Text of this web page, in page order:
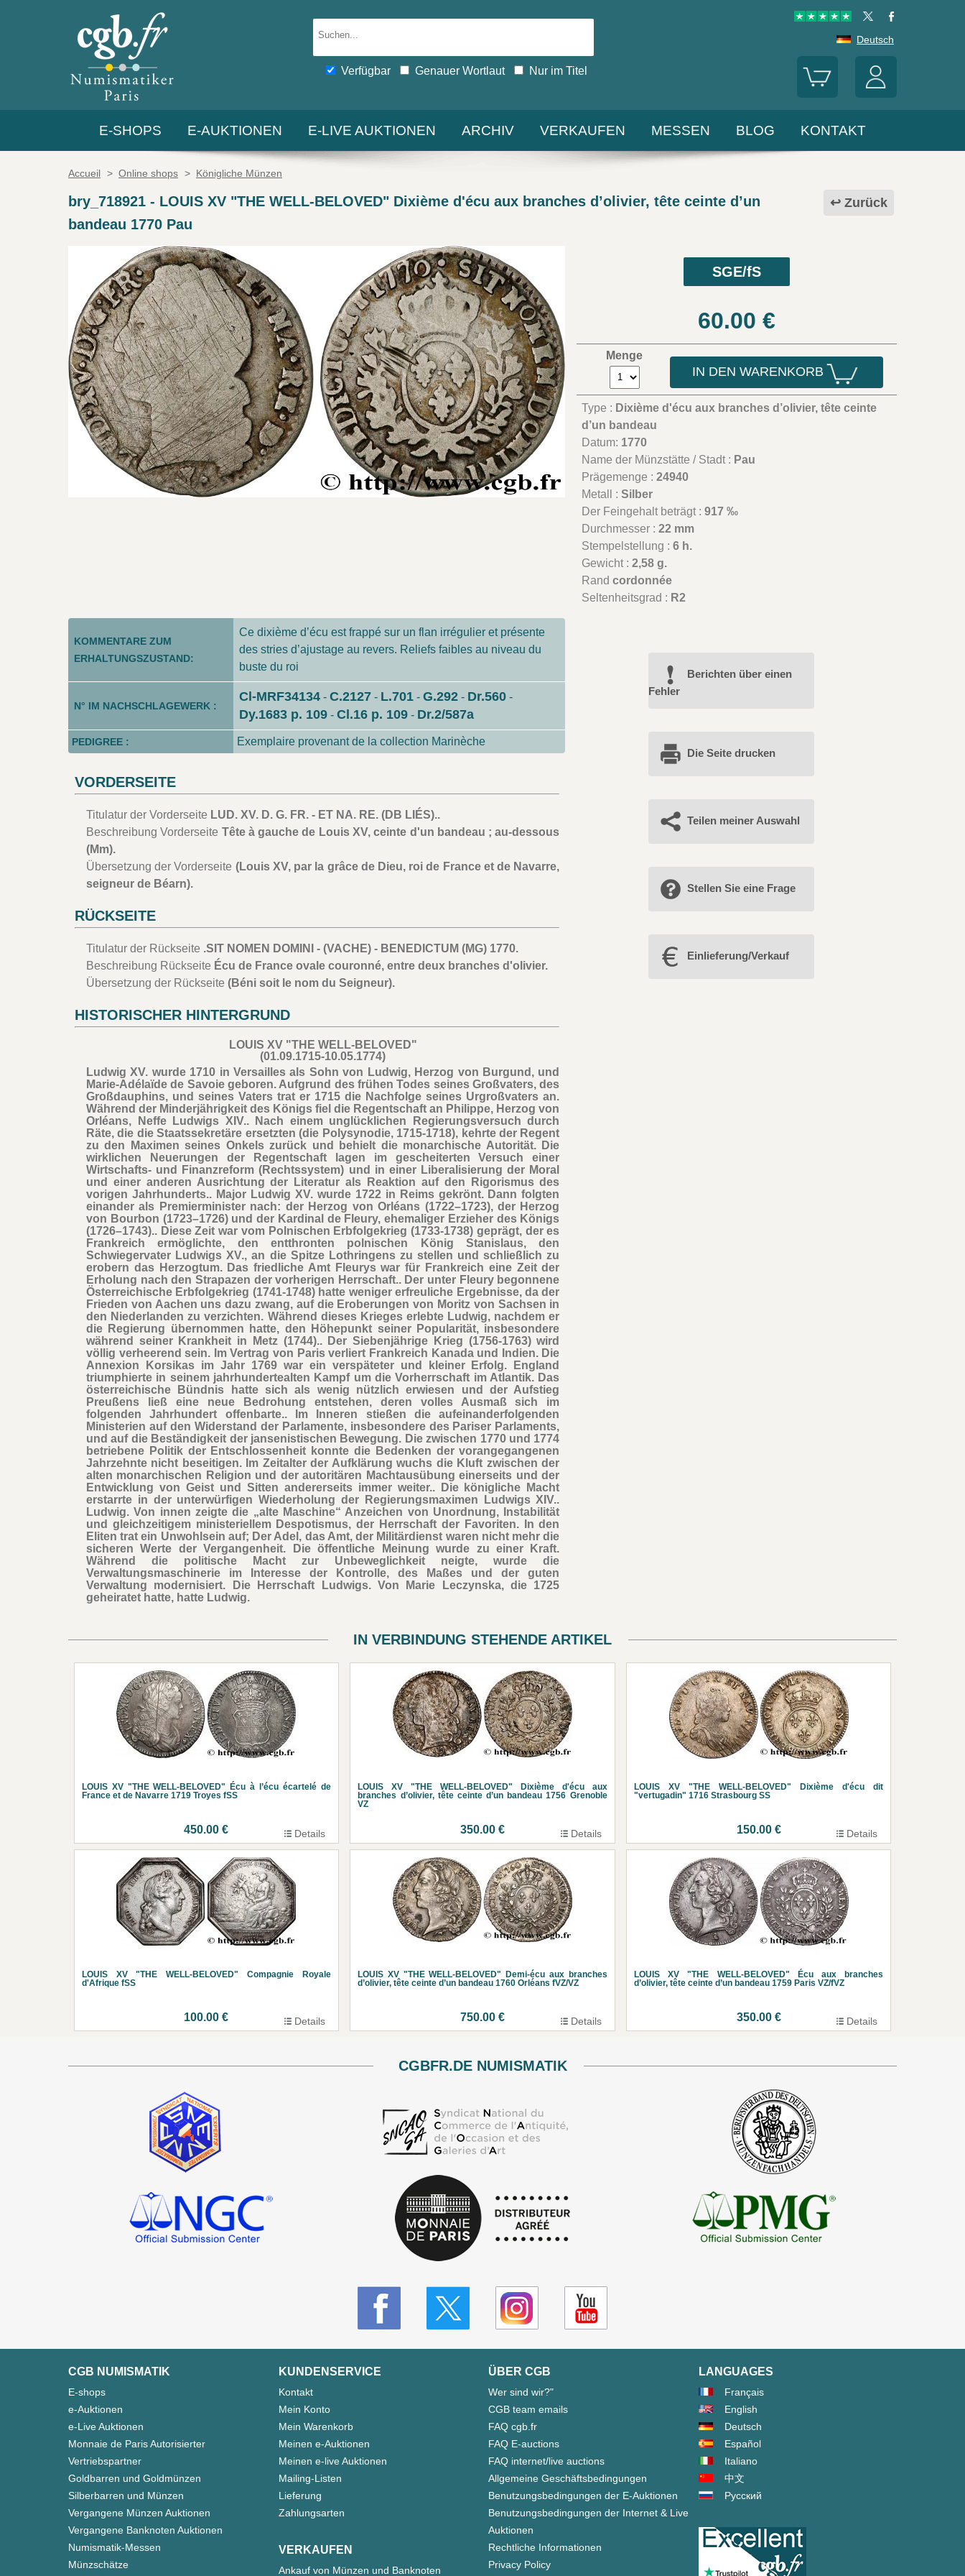
Verfügbar Genauer Wortlaut Nur im Titel
Deutsch
E-SHOPS E-AUKTIONEN E-LIVE AUKTIONEN ARCHIV VERKAUFEN MESSEN BLOG KONTAKT
Accueil > Online shops > Königliche Münzen
Zurück
bry_718921 - LOUIS XV "THE WELL-BELOVED" Dixième d'écu aux branches d’olivier, tête ceinte d’un
bandeau 1770 Pau
SGE/fS
60.00 €
Menge
IN DEN WARENKORB
Type : Dixième d'écu aux branches d’olivier, tête ceinte
d’un bandeau
Datum: 1770
Name der Münzstätte / Stadt : Pau
Prägemenge :24940
Metall :Silber
Der Feingehalt beträgt :917 ‰
Durchmesser :22 mm
Stempelstellung :6 h.
Gewicht :2,58 g.
Randcordonnée
Seltenheitsgrad : R2
KOMMENTARE ZUM
ERHALTUNGSZUSTAND:
Ce dixième d’écu est frappé sur un flan irrégulier et présente
des stries d’ajustage au revers. Reliefs faibles au niveau du
buste du roi
N° IM NACHSCHLAGEWERK :
Cl-MRF34134 - C.2127 - L.701 - G.292 - Dr.560 -
Dy.1683 p. 109 - Cl.16 p. 109 - Dr.2/587a
PEDIGREE : Exemplaire provenant de la collection Marinèche
VORDERSEITE
Titulatur der Vorderseite LUD. XV. D. G. FR. - ET NA. RE. (DB LIÉS)..
Beschreibung Vorderseite Tête à gauche de Louis XV, ceinte d'un bandeau ; au-dessous
(Mm).
Übersetzung der Vorderseite (Louis XV, par la grâce de Dieu, roi de France et de Navarre,
seigneur de Béarn).
RÜCKSEITE
Titulatur der Rückseite .SIT NOMEN DOMINI - (VACHE) - BENEDICTUM (MG) 1770.
Beschreibung Rückseite Écu de France ovale couronné, entre deux branches d'olivier.
Übersetzung der Rückseite (Béni soit le nom du Seigneur).
HISTORISCHER HINTERGRUND
LOUIS XV "THE WELL-BELOVED"
(01.09.1715-10.05.1774)
Ludwig XV. wurde 1710 in Versailles als Sohn von Ludwig, Herzog von Burgund, und
Marie-Adélaïde de Savoie geboren. Aufgrund des frühen Todes seines Großvaters, des
Großdauphins, und seines Vaters trat er 1715 die Nachfolge seines Urgroßvaters an.
Während der Minderjährigkeit des Königs fiel die Regentschaft an Philippe, Herzog von
Orléans, Neffe Ludwigs XIV.. Nach einem unglücklichen Regierungsversuch durch
Räte, die die Staatssekretäre ersetzten (die Polysynodie, 1715-1718), kehrte der Regent
zu den Maximen seines Onkels zurück und behielt die monarchische Autorität. Die
wirklichen Neuerungen der Regentschaft lagen im gescheiterten Versuch einer
Wirtschafts- und Finanzreform (Rechtssystem) und in einer Liberalisierung der Moral
und einer anderen Ausrichtung der Literatur als Reaktion auf den Rigorismus des
vorigen Jahrhunderts.. Major Ludwig XV. wurde 1722 in Reims gekrönt. Dann folgten
einander als Premierminister nach: der Herzog von Orléans (1722–1723), der Herzog
von Bourbon (1723–1726) und der Kardinal de Fleury, ehemaliger Erzieher des Königs
(1726–1743).. Diese Zeit war vom Polnischen Erbfolgekrieg (1733-1738) geprägt, der es
Frankreich ermöglichte, den entthronten polnischen König Stanislaus, den
Schwiegervater Ludwigs XV., an die Spitze Lothringens zu stellen und schließlich zu
erobern das Herzogtum. Das friedliche Amt Fleurys war für Frankreich eine Zeit der
Erholung nach den Strapazen der vorherigen Herrschaft.. Der unter Fleury begonnene
Österreichische Erbfolgekrieg (1741-1748) hatte weniger erfreuliche Ergebnisse, da der
Frieden von Aachen uns dazu zwang, auf die Eroberungen von Moritz von Sachsen in
den Niederlanden zu verzichten. Während dieses Krieges erlebte Ludwig, nachdem er
die Regierung übernommen hatte, den Höhepunkt seiner Popularität, insbesondere
während seiner Krankheit in Metz (1744).. Der Siebenjährige Krieg (1756-1763) wird
völlig verheerend sein. Im Vertrag von Paris verliert Frankreich Kanada und Indien. Die
Annexion Korsikas im Jahr 1769 war ein verspäteter und kleiner Erfolg. England
triumphierte in seinem jahrhundertealten Kampf um die Vorherrschaft im Atlantik. Das
österreichische Bündnis hatte sich als wenig nützlich erwiesen und der Aufstieg
Preußens ließ eine neue Bedrohung entstehen, deren volles Ausmaß sich im
folgenden Jahrhundert offenbarte.. Im Inneren stießen die aufeinanderfolgenden
Ministerien auf den Widerstand der Parlamente, insbesondere des Pariser Parlaments,
und auf die Beständigkeit der jansenistischen Bewegung. Die zwischen 1770 und 1774
betriebene Politik der Entschlossenheit konnte die Bedenken der vorangegangenen
Jahrzehnte nicht beseitigen. Im Zeitalter der Aufklärung wuchs die Kluft zwischen der
alten monarchischen Religion und der autoritären Machtausübung einerseits und der
Entwicklung von Geist und Sitten andererseits immer weiter.. Die königliche Macht
erstarrte in der unterwürfigen Wiederholung der Regierungsmaximen Ludwigs XIV..
Ludwig. Von innen zeigte die „alte Maschine“ Anzeichen von Unordnung, Instabilität
und gleichzeitigem ministeriellem Despotismus, der Herrschaft der Favoriten. In den
Eliten trat ein Unwohlsein auf; Der Adel, das Amt, der Militärdienst waren nicht mehr die
sicheren Werte der Vergangenheit. Die öffentliche Meinung wurde zu einer Kraft.
Während die politische Macht zur Unbeweglichkeit neigte, wurde die
Verwaltungsmaschinerie im Interesse der Kontrolle, des Maßes und der guten
Verwaltung modernisiert. Die Herrschaft Ludwigs. Von Marie Leczynska, die 1725
geheiratet hatte, hatte Ludwig.
Berichten über einen
Fehler
Die Seite drucken
Teilen meiner Auswahl
Stellen Sie eine Frage
Einlieferung/Verkauf
IN VERBINDUNG STEHENDE ARTIKEL
LOUIS XV "THE WELL-BELOVED" Écu à l’écu écartelé de
France et de Navarre 1719 Troyes fSS
450.00 € Details
LOUIS XV "THE WELL-BELOVED" Dixième d'écu aux
branches d’olivier, tête ceinte d’un bandeau 1756 Grenoble
VZ
350.00 € Details
LOUIS XV "THE WELL-BELOVED" Dixième d'écu dit
"vertugadin" 1716 Strasbourg SS
150.00 € Details
LOUIS XV "THE WELL-BELOVED" Compagnie Royale
d'Afrique fSS
100.00 € Details
LOUIS XV "THE WELL-BELOVED" Demi-écu aux branches
d’olivier, tête ceinte d’un bandeau 1760 Orléans fVZ/VZ
750.00 € Details
LOUIS XV "THE WELL-BELOVED" Écu aux branches
d’olivier, tête ceinte d’un bandeau 1759 Paris VZ/fVZ
350.00 € Details
CGBFR.DE NUMISMATIK
CGB NUMISMATIK
E-shops
e-Auktionen
e-Live Auktionen
Monnaie de Paris Autorisierter
Vertriebspartner
Goldbarren und Goldmünzen
Silberbarren und Münzen
Vergangene Münzen Auktionen
Vergangene Banknoten Auktionen
Numismatik-Messen
Münzschätze
KUNDENSERVICE
Kontakt
Mein Konto
Mein Warenkorb
Meinen e-Auktionen
Meinen e-live Auktionen
Mailing-Listen
Lieferung
Zahlungsarten
VERKAUFEN
Ankauf von Münzen und Banknoten
ÜBER CGB
Wer sind wir?"
CGB team emails
FAQ cgb.fr
FAQ E-auctions
FAQ internet/live auctions
Allgemeine Geschäftsbedingungen
Benutzungsbedingungen der E-Auktionen
Benutzungsbedingungen der Internet & Live
Auktionen
Rechtliche Informationen
Privacy Policy
LANGUAGES
Français
English
Deutsch
Español
Italiano
中文
Русский